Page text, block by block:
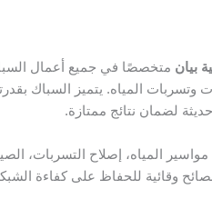
بيان متخصصًا في جميع أعمال
وتسربات المياه. يتميز السباك
لضمان نتائج ممتازة.
المياه، إصلاح التسربات،
وقائية للحفاظ على كفاءة